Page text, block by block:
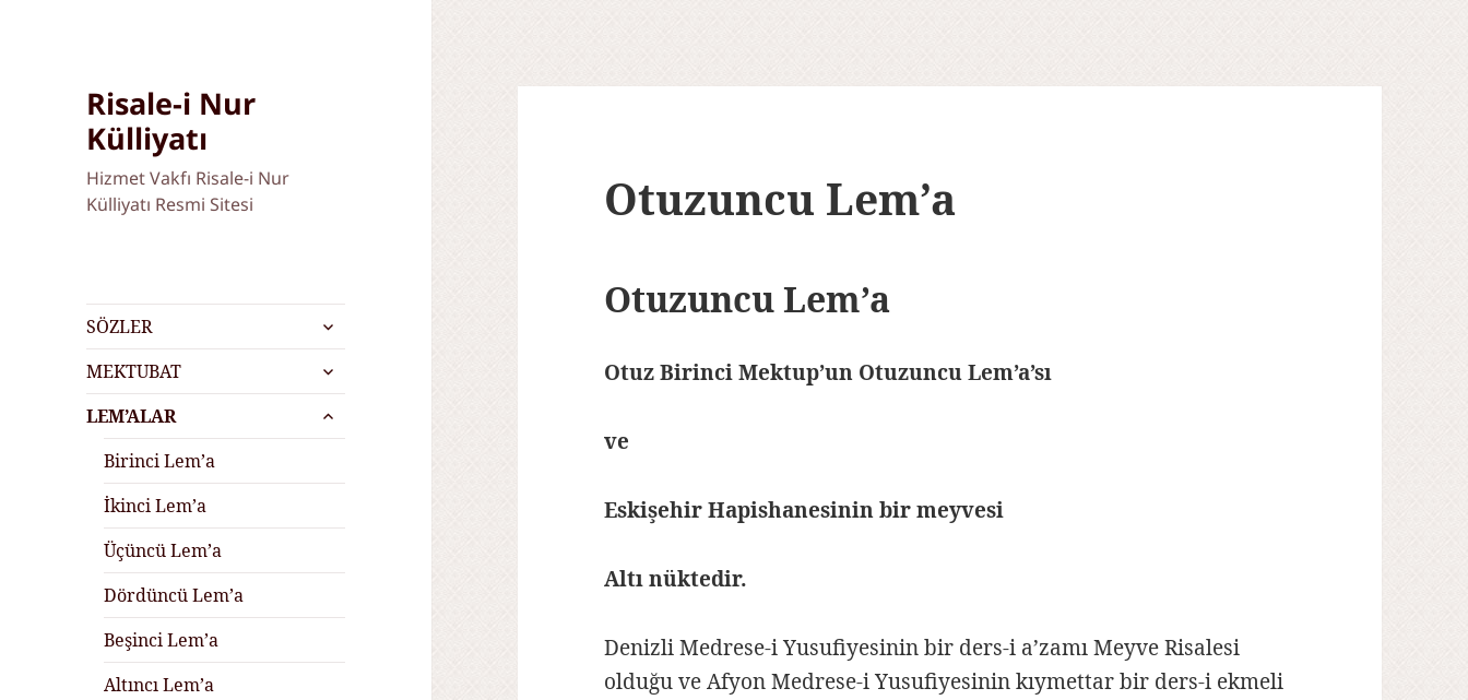
Risale-i Nur
Külliyatı
Hizmet Vakfı Risale-i Nur
Külliyatı Resmi Sitesi
SÖZLER
alt
menüyü
genişlet
MEKTUBAT
alt
menüyü
genişlet
LEM’ALAR
alt
menüyü
Birinci Lem’a
İkinci Lem’a
Üçüncü Lem’a
Dördüncü Lem’a
Beşinci Lem’a
Altıncı Lem’a
Otuzuncu Lem’a
Otuzuncu Lem’a
Otuz Birinci Mektup’un Otuzuncu Lem’a’sı
ve
Eskişehir Hapishanesinin bir meyvesi
Altı nüktedir.
Denizli Medrese-i Yusufiyesinin bir ders-i a’zamı Meyve Risalesi
olduğu ve Afyon Medrese-i Yusufiyesinin kıymettar bir ders-i ekmeli